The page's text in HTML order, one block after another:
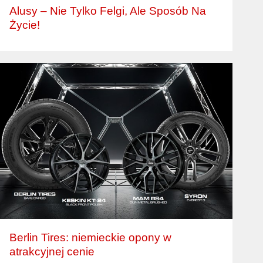
Alusy – Nie Tylko Felgi, Ale Sposób Na
Życie!
Berlin Tires: niemieckie opony w
atrakcyjnej cenie